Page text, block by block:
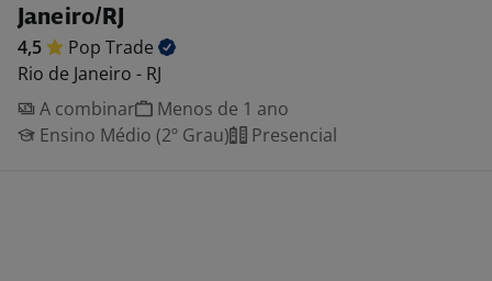
Janeiro/RJ
4,5 Pop Trade
Rio de Janeiro - RJ
A combinar
Menos de 1 ano
Ensino Médio (2º Grau)
Presencial